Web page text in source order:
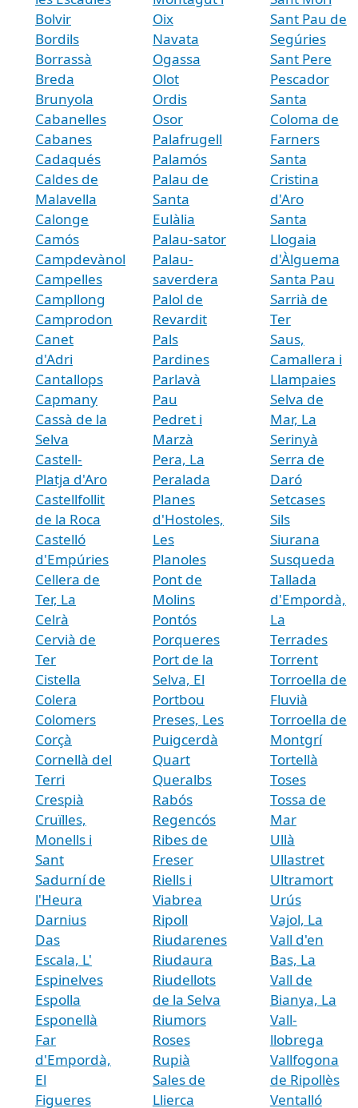
Bolvir
Bordils
Borrassà
Breda
Brunyola
Cabanelles
Cabanes
Cadaqués
Caldes de
Malavella
Calonge
Camós
Campdevànol
Campelles
Campllong
Camprodon
Canet
d'Adri
Cantallops
Capmany
Cassà de la
Selva
Castell-
Platja d'Aro
Castellfollit
de la Roca
Castelló
d'Empúries
Cellera de
Ter, La
Celrà
Cervià de
Ter
Cistella
Colera
Colomers
Corçà
Cornellà del
Terri
Crespià
Cruïlles,
Monells i
Sant
Sadurní de
l'Heura
Darnius
Das
Escala, L'
Espinelves
Espolla
Esponellà
Far
d'Empordà,
El
Figueres
Oix
Navata
Ogassa
Olot
Ordis
Osor
Palafrugell
Palamós
Palau de
Santa
Eulàlia
Palau-sator
Palau-
saverdera
Palol de
Revardit
Pals
Pardines
Parlavà
Pau
Pedret i
Marzà
Pera, La
Peralada
Planes
d'Hostoles,
Les
Planoles
Pont de
Molins
Pontós
Porqueres
Port de la
Selva, El
Portbou
Preses, Les
Puigcerdà
Quart
Queralbs
Rabós
Regencós
Ribes de
Freser
Riells i
Viabrea
Ripoll
Riudarenes
Riudaura
Riudellots
de la Selva
Riumors
Roses
Rupià
Sales de
Llierca
Sant Pau de
Segúries
Sant Pere
Pescador
Santa
Coloma de
Farners
Santa
Cristina
d'Aro
Santa
Llogaia
d'Àlguema
Santa Pau
Sarrià de
Ter
Saus,
Camallera i
Llampaies
Selva de
Mar, La
Serinyà
Serra de
Daró
Setcases
Sils
Siurana
Susqueda
Tallada
d'Empordà,
La
Terrades
Torrent
Torroella de
Fluvià
Torroella de
Montgrí
Tortellà
Toses
Tossa de
Mar
Ullà
Ullastret
Ultramort
Urús
Vajol, La
Vall d'en
Bas, La
Vall de
Bianya, La
Vall-
llobrega
Vallfogona
de Ripollès
Ventalló